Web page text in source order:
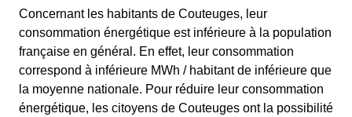
Concernant les habitants de Couteuges, leur
consommation énergétique est inférieure à la population
française en général. En effet, leur consommation
correspond à inférieure MWh / habitant de inférieure que
la moyenne nationale. Pour réduire leur consommation
énergétique, les citoyens de Couteuges ont la possibilité